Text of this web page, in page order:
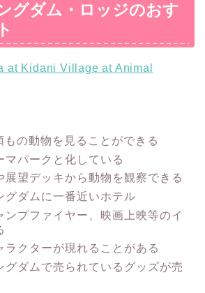
グダム・ロッジのおす
の動物を見ることができる
マパークと化している
展望デッキから動物を観察できる
グダムに一番近いホテル
ンプファイヤー、映画上映等のイ
ラクターが現れることがある
グダムで売られているグッズが売